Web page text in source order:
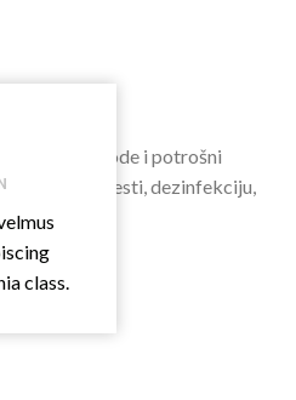
class.
proizvode i potrošni
bolesti, dezinfekciju,